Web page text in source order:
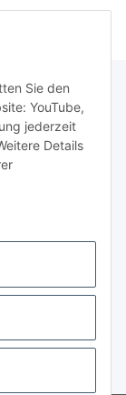
Sie den
YouTube,
jederzeit
Details